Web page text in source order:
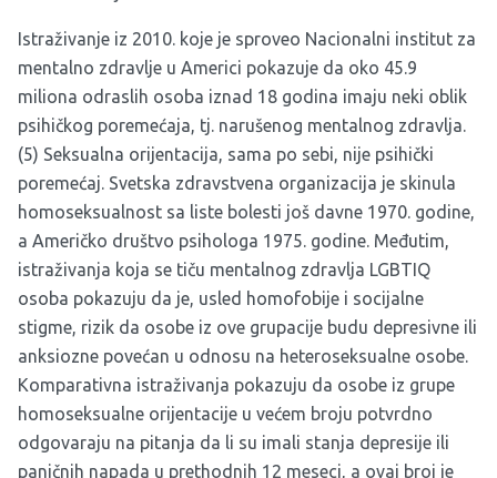
Istraživanje iz 2010. koje je sproveo Nacionalni institut za
mentalno zdravlje u Americi pokazuje da oko 45.9
miliona odraslih osoba iznad 18 godina imaju neki oblik
psihičkog poremećaja, tj. narušenog mentalnog zdravlja.
(5) Seksualna orijentacija, sama po sebi, nije psihički
poremećaj. Svetska zdravstvena organizacija je skinula
homoseksualnost sa liste bolesti još davne 1970. godine,
a Američko društvo psihologa 1975. godine. Međutim,
istraživanja koja se tiču mentalnog zdravlja LGBTIQ
osoba pokazuju da je, usled homofobije i socijalne
stigme, rizik da osobe iz ove grupacije budu depresivne ili
anksiozne povećan u odnosu na heteroseksualne osobe.
Komparativna istraživanja pokazuju da osobe iz grupe
homoseksualne orijentacije u većem broju potvrdno
odgovaraju na pitanja da li su imali stanja depresije ili
paničnih napada u prethodnih 12 meseci, a ovaj broj je